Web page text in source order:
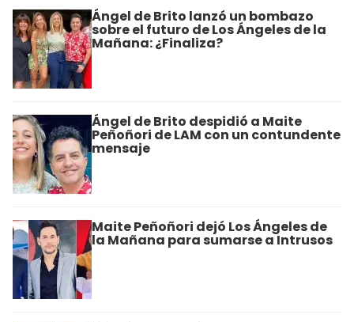
Ángel de Brito lanzó un bombazo
sobre el futuro de Los Ángeles de la
Mañana: ¿Finaliza?
Ángel de Brito despidió a Maite
Peñoñori de LAM con un contundente
mensaje
Maite Peñoñori dejó Los Ángeles de
la Mañana para sumarse a Intrusos